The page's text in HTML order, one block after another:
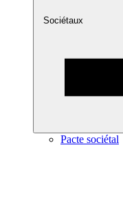
Sociétaux
Pacte sociétal